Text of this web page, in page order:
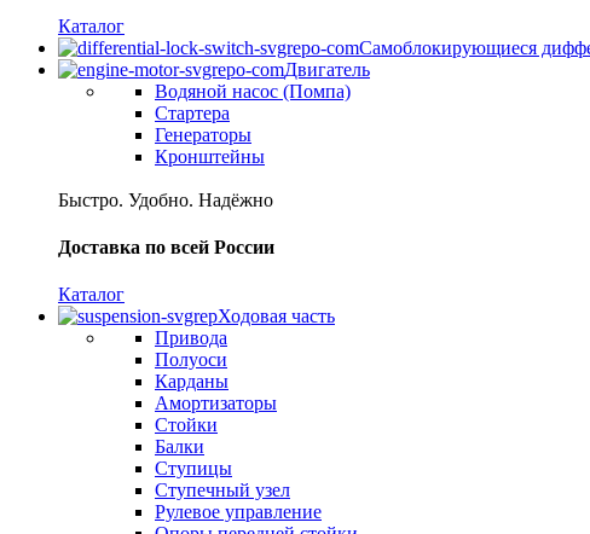
Каталог
Самоблокирующиеся
Двигатель
Водяной насос (Помпа)
Стартера
Генераторы
Кронштейны
Быстро. Удобно. Надёжно
Доставка по всей России
Каталог
Ходовая часть
Привода
Полуоси
Карданы
Амортизаторы
Стойки
Балки
Ступицы
Ступечный узел
Рулевое управление